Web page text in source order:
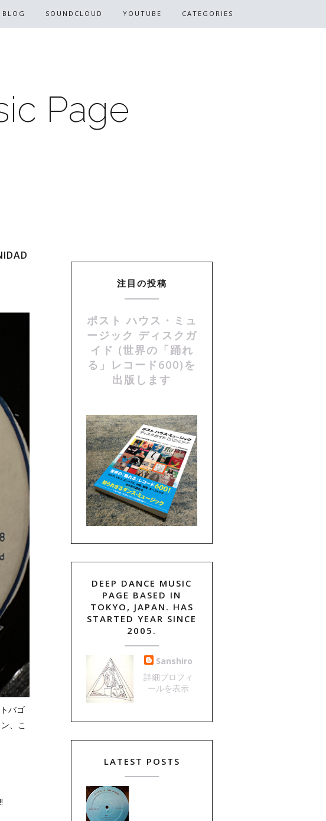
Page
SOUNDCLOUD YOUTUBE CATEGORIES
バゴ
、こ
注目の投稿
ポスト ハウス・ミュ
ージック ディスクガ
イド (世界の「踊れ
る」レコード600)を
出版します
DEEP DANCE MUSIC
PAGE BASED IN
TOKYO, JAPAN. HAS
STARTED YEAR SINCE
2005.
Sanshiro
詳細プロフィ
ールを表示
LATEST POSTS